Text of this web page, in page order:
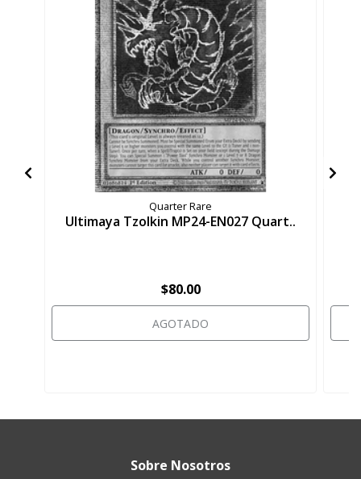
Quarter Rare
Ultimaya Tzolkin MP24-EN027 Quart..
$80.00
AGOTADO
Sobre Nosotros